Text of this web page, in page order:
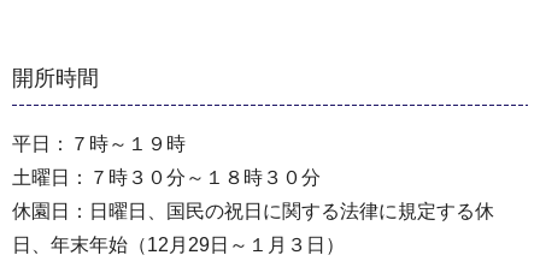
開所時間
平日：７時～１９時
土曜日：７時３０分～１８時３０分
休園日：日曜日、国民の祝日に関する法律に規定する休
日、年末年始（12月29日～１月３日）